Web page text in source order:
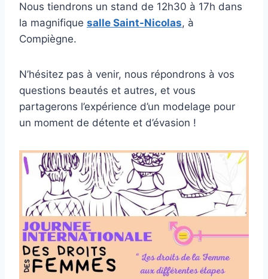
Nous tiendrons un stand de 12h30 à 17h dans
la magnifique salle Saint-Nicolas, à
Compiègne.
N’hésitez pas à venir, nous répondrons à vos
questions beautés et autres, et vous
partagerons l’expérience d’un modelage pour
un moment de détente et d’évasion !